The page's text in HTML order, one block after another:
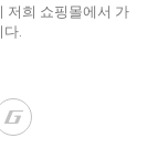
저희 쇼핑몰에서 가
.